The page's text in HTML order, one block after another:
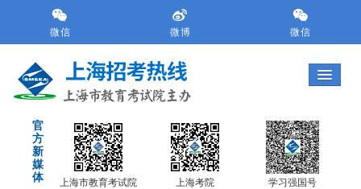
到
微信 微博 微信
官
方
新
媒
体
上海市教育考试院 上海考院 学习强国号